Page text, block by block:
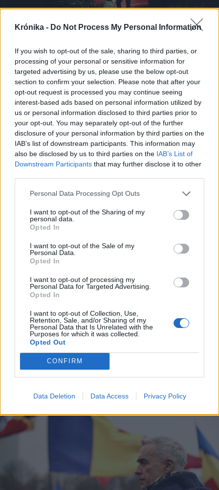
Krónika - Do Not Process My Personal Information
If you wish to opt-out of the sale, sharing to third parties, or
processing of your personal or sensitive information for
targeted advertising by us, please use the below opt-out
section to confirm your selection. Please note that after your
opt-out request is processed you may continue seeing
interest-based ads based on personal information utilized by
us or personal information disclosed to third parties prior to
your opt-out. You may separately opt-out of the further
disclosure of your personal information by third parties on the
IAB’s list of downstream participants. This information may
also be disclosed by us to third parties on the IAB’s List of
Downstream Participants that may further disclose it to other
Personal Data Processing Opt Outs
I want to opt-out of the Sharing of my
personal data.
Opted In
I want to opt-out of the Sale of my
Personal Data.
Opted In
I want to opt-out of processing my
Personal Data for Targeted Advertising.
Opted In
I want to opt-out of Collection, Use,
Retention, Sale, and/or Sharing of my
Personal Data that Is Unrelated with the
Purposes for which it was collected.
Opted Out
CONFIRM
Data Deletion Data Access Privacy Policy
2026. augusztus 06., csütörtök
Több fiatal áldozatot szednek a
közutak, mint a drog
2026. augusztus 06., csütörtök
CNAIR: alaposan átveri a romániai
útdíjmatricát vásárlókat egy
magyarországi portál